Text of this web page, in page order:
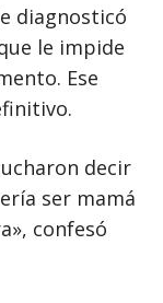
diagnosticó
le impide
Ese
decir
ser mamá
confesó